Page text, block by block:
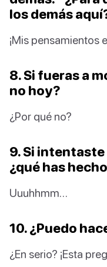
los demás
¡Mis pensamientos
8. Si fueras a
no hoy?
¿Por qué no?
9. Si
¿qué has
Uuuhhmm…
10. ¿Puedo
¿En serio? ¡Esta